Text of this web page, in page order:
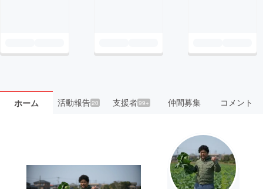
ホーム 活動報告20 支援者99+ 仲間募集 コメント